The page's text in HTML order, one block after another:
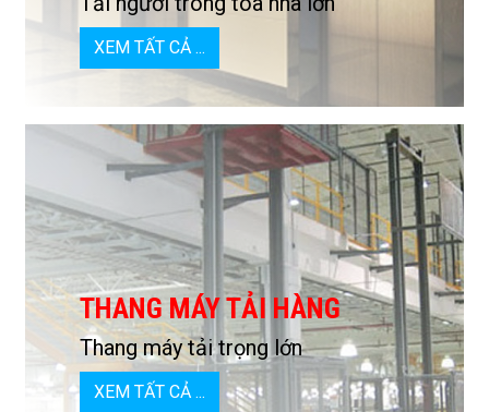
XEM TẤT CẢ ...
THANG MÁY TẢI HÀNG
Thang máy tải trọng lớn
XEM TẤT CẢ ...